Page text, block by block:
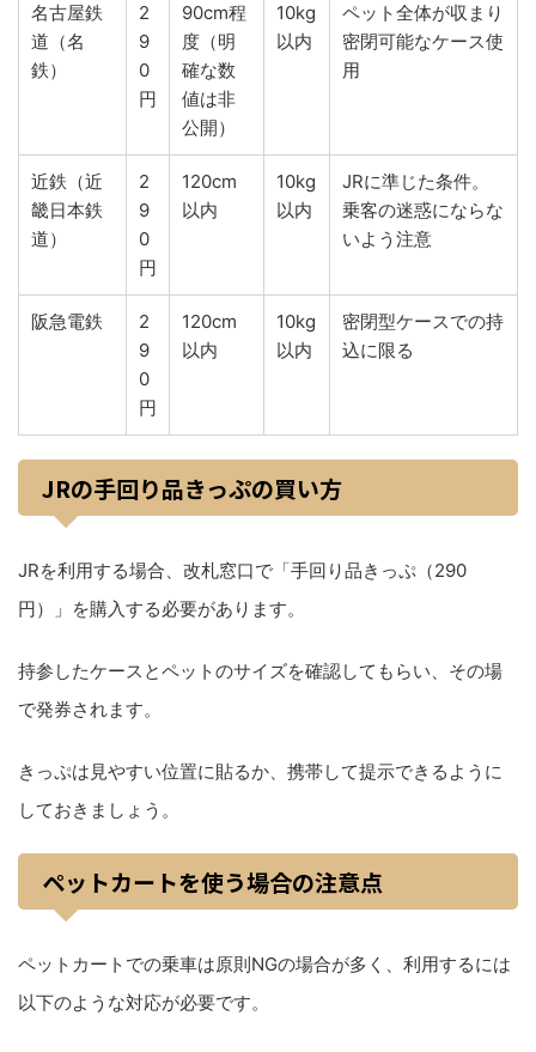
名古屋鉄
道（名
鉄）
2
9
0
円
90cm程
度（明
確な数
値は非
公開）
10kg
以内
ペット全体が収まり
密閉可能なケース使
用
近鉄（近
畿日本鉄
道）
2
9
0
円
120cm
以内
10kg
以内
JRに準じた条件。
乗客の迷惑にならな
いよう注意
阪急電鉄
2
9
0
円
120cm
以内
10kg
以内
密閉型ケースでの持
込に限る
JRの手回り品きっぷの買い方
JRを利用する場合、改札窓口で「手回り品きっぷ（290
円）」を購入する必要があります。
持参したケースとペットのサイズを確認してもらい、その場
で発券されます。
きっぷは見やすい位置に貼るか、携帯して提示できるように
しておきましょう。
ペットカートを使う場合の注意点
ペットカートでの乗車は原則NGの場合が多く、利用するには
以下のような対応が必要です。